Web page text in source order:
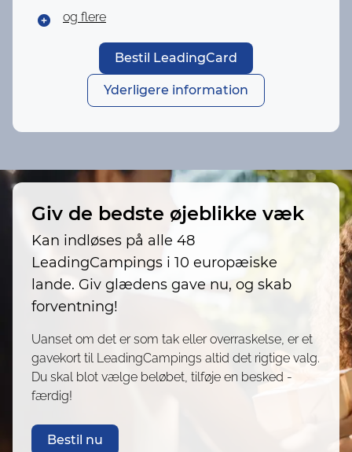
og flere
Bestil LeadingCard
Yderligere information
Giv de bedste øjeblikke væk
Kan indløses på alle 48
LeadingCampings i 10 europæiske
lande. Giv glædens gave nu, og skab
forventning!
Uanset om det er som tak eller overraskelse, er et
gavekort til LeadingCampings altid det rigtige valg.
Du skal blot vælge beløbet, tilføje en besked -
færdig!
Bestil nu